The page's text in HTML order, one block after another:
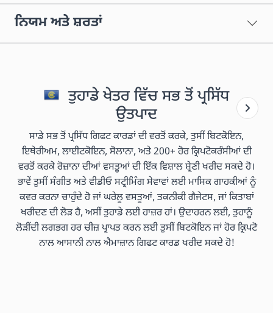
ਨਿਯਮ ਅਤੇ ਸ਼ਰਤਾਂ
ਤੁਹਾਡੇ ਖੇਤਰ ਵਿੱਚ ਸਭ ਤੋਂ ਪ੍ਰਸਿੱਧ
ਉਤਪਾਦ
ਸਾਡੇ ਸਭ ਤੋਂ ਪ੍ਰਸਿੱਧ ਗਿਫਟ ਕਾਰਡਾਂ ਦੀ ਵਰਤੋਂ ਕਰਕੇ, ਤੁਸੀਂ ਬਿਟਕੋਇਨ,
ਇਥੇਰੀਅਮ, ਲਾਈਟਕੋਇਨ, ਸੋਲਾਨਾ, ਅਤੇ 200+ ਹੋਰ ਕ੍ਰਿਪਟੋਕਰੰਸੀਆਂ ਦੀ
ਵਰਤੋਂ ਕਰਕੇ ਰੋਜ਼ਾਨਾ ਦੀਆਂ ਵਸਤੂਆਂ ਦੀ ਇੱਕ ਵਿਸ਼ਾਲ ਸ਼੍ਰੇਣੀ ਖਰੀਦ ਸਕਦੇ ਹੋ।
ਭਾਵੇਂ ਤੁਸੀਂ ਸੰਗੀਤ ਅਤੇ ਵੀਡੀਓ ਸਟ੍ਰੀਮਿੰਗ ਸੇਵਾਵਾਂ ਲਈ ਮਾਸਿਕ ਗਾਹਕੀਆਂ ਨੂੰ
ਕਵਰ ਕਰਨਾ ਚਾਹੁੰਦੇ ਹੋ ਜਾਂ ਘਰੇਲੂ ਵਸਤੂਆਂ, ਤਕਨੀਕੀ ਗੈਜੇਟਸ, ਜਾਂ ਕਿਤਾਬਾਂ
ਖਰੀਦਣ ਦੀ ਲੋੜ ਹੈ, ਅਸੀਂ ਤੁਹਾਡੇ ਲਈ ਹਾਜ਼ਰ ਹਾਂ। ਉਦਾਹਰਨ ਲਈ, ਤੁਹਾਨੂੰ
ਲੋੜੀਂਦੀ ਲਗਭਗ ਹਰ ਚੀਜ਼ ਪ੍ਰਾਪਤ ਕਰਨ ਲਈ ਤੁਸੀਂ ਬਿਟਕੋਇਨ ਜਾਂ ਹੋਰ ਕ੍ਰਿਪਟੋ
ਨਾਲ ਆਸਾਨੀ ਨਾਲ ਐਮਾਜ਼ਾਨ ਗਿਫਟ ਕਾਰਡ ਖਰੀਦ ਸਕਦੇ ਹੋ!